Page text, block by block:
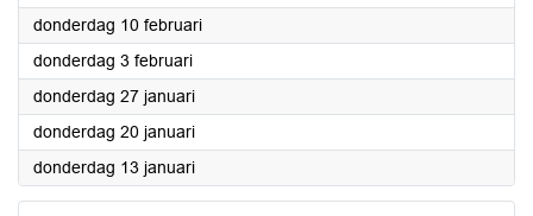
donderdag 10 februari2022
donderdag 3 februari2022
donderdag 27 januari2022
donderdag 20 januari2022
donderdag 13 januari2022